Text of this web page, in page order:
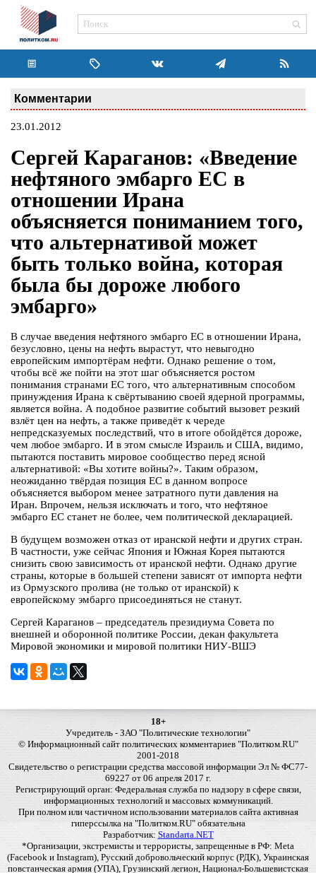
Комментарии
23.01.2012
Сергей Караганов: «Введение
нефтяного эмбарго ЕС в
отношении Ирана
объясняется пониманием того,
что альтернативой может
быть только война, которая
была бы дороже любого
эмбарго»
В случае введения нефтяного эмбарго ЕС в отношении Ирана,
безусловно, цены на нефть вырастут, что невыгодно
европейским импортёрам нефти. Однако решение о том,
чтобы всё же пойти на этот шаг объясняется ростом
понимания странами ЕС того, что альтернативным способом
принуждения Ирана к свёртыванию своей ядерной программы,
является война. А подобное развитие событий вызовет резкий
взлёт цен на нефть, а также приведёт к череде
непредсказуемых последствий, что в итоге обойдётся дороже,
чем любое эмбарго. И в этом смысле Израиль и США, видимо,
пытаются поставить мировое сообщество перед ясной
альтернативой: «Вы хотите войны?». Таким образом,
неожиданно твёрдая позиция ЕС в данном вопросе
объясняется выбором менее затратного пути давления на
Иран. Впрочем, нельзя исключать и того, что нефтяное
эмбарго ЕС станет не более, чем политической декларацией.
В будущем возможен отказ от иранской нефти и других стран.
В частности, уже сейчас Япония и Южная Корея пытаются
снизить свою зависимость от иранской нефти. Однако другие
страны, которые в большей степени зависят от импорта нефти
из Ормузского пролива (не только от иранской) к
европейскому эмбарго присоединяться не станут.
Сергей Караганов – председатель президиума Совета по
внешней и оборонной политике России, декан факультета
Мировой экономики и мировой политики НИУ-ВШЭ
18+
Учредитель - ЗАО "Политические технологии"
© Информационный сайт политических комментариев "Политком.RU"
2001-2018
Свидетельство о регистрации средства массовой информации Эл № ФС77-
69227 от 06 апреля 2017 г.
Регистрирующий орган: Федеральная служба по надзору в сфере связи,
информационных технологий и массовых коммуникаций.
При полном или частичном использовании материалов сайта активная
гиперссылка на "Политком.RU" обязательна
Разработчик: Standarta.NET
*Организации, экстремисты и террористы, запрещенные в РФ: Meta
(Facebook и Instagram), Русский добровольческий корпус (РДК), Украинская
повстанческая армия (УПА), Грузинский легион, Национал-Большевистская